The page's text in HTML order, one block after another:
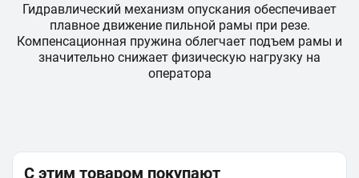
Гидравлический механизм опускания обеспечивает
плавное движение пильной рамы при резе.
Компенсационная пружина облегчает подъем рамы и
значительно снижает физическую нагрузку на
оператора
С этим товаром покупают